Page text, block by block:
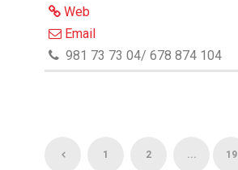
Web
Email
981 73 73 04/ 678 874 104
1 2 ... 19